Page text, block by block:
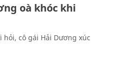
oà khóc khi
cô gái Hải Dương xúc